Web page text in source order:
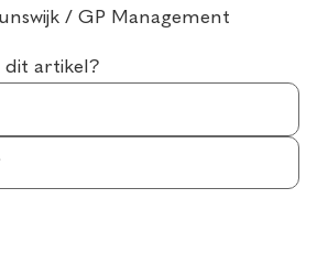
/ GP Management
dit artikel?